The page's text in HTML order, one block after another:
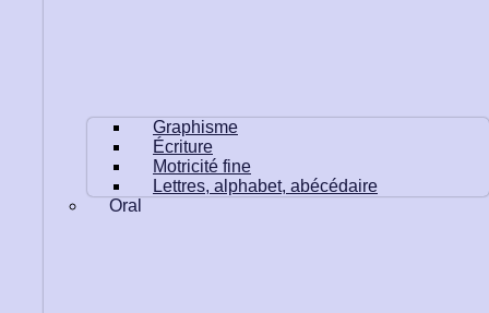
Graphisme
Écriture
Motricité fine
Lettres, alphabet, abécédaire
Oral